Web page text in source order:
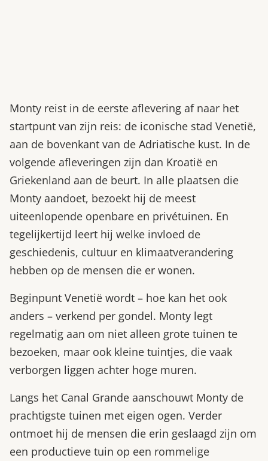
Monty reist in de eerste aflevering af naar het
startpunt van zijn reis: de iconische stad Venetië,
aan de bovenkant van de Adriatische kust. In de
volgende afleveringen zijn dan Kroatië en
Griekenland aan de beurt. In alle plaatsen die
Monty aandoet, bezoekt hij de meest
uiteenlopende openbare en privétuinen. En
tegelijkertijd leert hij welke invloed de
geschiedenis, cultuur en klimaatverandering
hebben op de mensen die er wonen.
Beginpunt Venetië wordt – hoe kan het ook
anders – verkend per gondel. Monty legt
regelmatig aan om niet alleen grote tuinen te
bezoeken, maar ook kleine tuintjes, die vaak
verborgen liggen achter hoge muren.
Langs het Canal Grande aanschouwt Monty de
prachtigste tuinen met eigen ogen. Verder
ontmoet hij de mensen die erin geslaagd zijn om
een productieve tuin op een rommelige